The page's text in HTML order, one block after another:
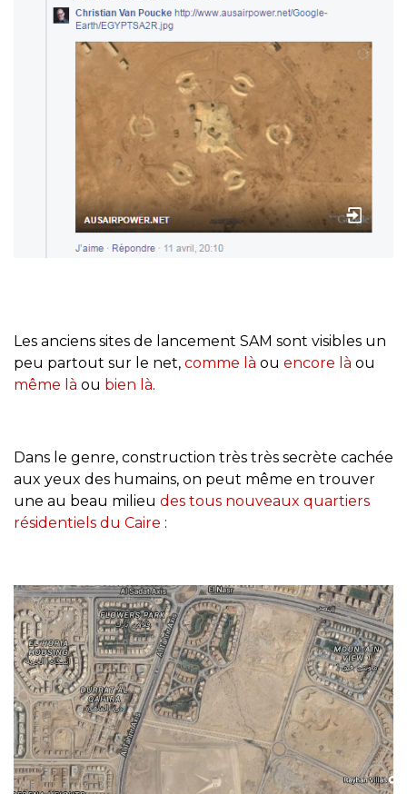
Les anciens sites de lancement SAM sont visibles un
peu partout sur le net, comme là ou encore là ou
même là ou bien là.
Dans le genre, construction très très secrète cachée
aux yeux des humains, on peut même en trouver
une au beau milieu des tous nouveaux quartiers
résidentiels du Caire :